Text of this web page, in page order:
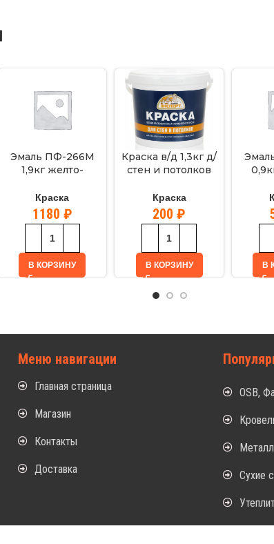
Эмаль ПФ-266М
1,9кг желто-
ЭКСПЕРТ
Краска
1180 ₽
В КОРЗИНУ
Краска в/д 1,3кг д/
стен и потолков
Краска
200₽
В КОРЗИНУ В
Меню навигации
Главная страница
Магазин
Контакты
Доставка
OSB,
Металл
Сухие